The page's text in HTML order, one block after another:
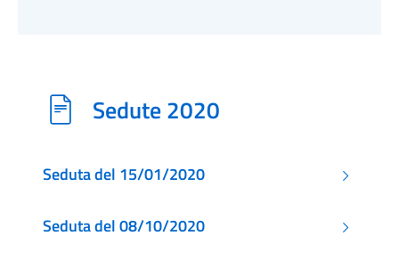
Sedute 2020
Seduta del 15/01/2020
Seduta del 08/10/2020